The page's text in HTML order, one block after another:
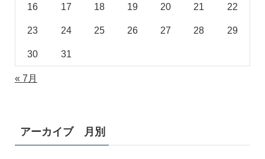
16 17 18 19 20 21 22
23 24 25 26 27 28 29
30 31
« 7月
アーカイブ 月別